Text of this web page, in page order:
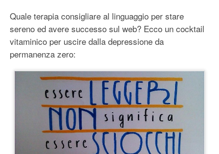
Quale terapia consigliare al linguaggio per stare
sereno ed avere successo sul web? Ecco un cocktail
vitaminico per uscire dalla depressione da
permanenza zero: